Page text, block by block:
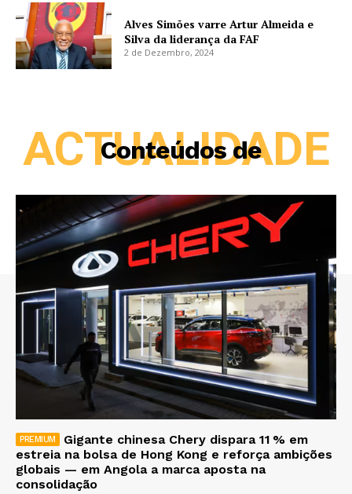
Alves Simões varre Artur Almeida e
Silva da liderança da FAF
2 de Dezembro, 2024
Conteúdos de
ACTUALIDADE
Gigante chinesa Chery dispara 11 % em
estreia na bolsa de Hong Kong e reforça ambições
globais — em Angola a marca aposta na
consolidação